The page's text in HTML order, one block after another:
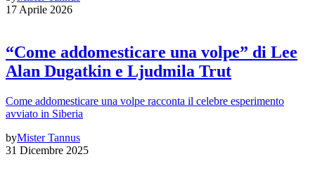
17 Aprile 2026
“Come addomesticare una volpe” di Lee
Alan Dugatkin e Ljudmila Trut
Come addomesticare una volpe racconta il celebre esperimento
avviato in Siberia
byMister Tannus
31 Dicembre 2025